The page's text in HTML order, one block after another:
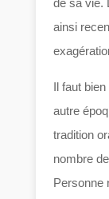
de sa vie.
ainsi
Il faut
autre
tradition
nombre
Personne